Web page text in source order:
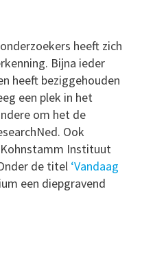
heeft zich
Bijna ieder
heeft beziggehouden
een plek in het
om het de
Ook
Kohnstamm Instituut
de titel ‘Vandaag
een diepgravend